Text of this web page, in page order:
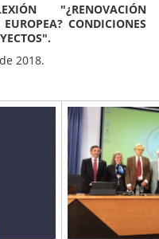
"¿RENOVACIÓN
CONDICIONES
2018.